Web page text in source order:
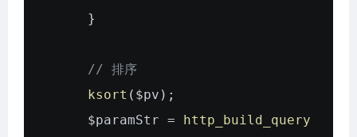
}
// 排序
ksort ( $pv );
$paramStr = http_build_query